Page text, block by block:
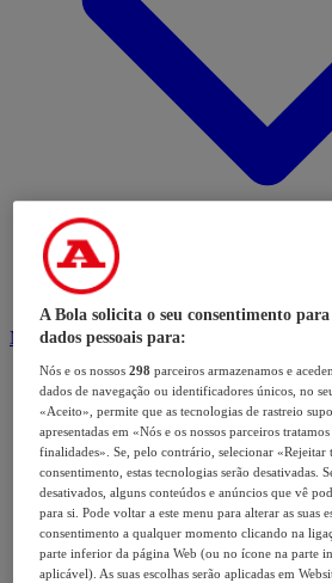
Modalidades
A Bola solicita o seu consentimento
dados pessoais para:
Nós e os nossos298 parceiros armazenamos e
dados de navegação ou identificadores únicos, no
«Aceito», permite que as tecnologias de rastreio
apresentadas em «Nós e os nossos parceiros
finalidades». Se, pelo contrário, selecionar «Rejeitar
consentimento, estas tecnologias serão desativadas.
desativados, alguns conteúdos e anúncios que vê
para si. Pode voltar a este menu para alterar as suas
consentimento a qualquer momento clicando na
parte inferior da página Web (ou no ícone na parte
aplicável). As suas escolhas serão aplicadas em